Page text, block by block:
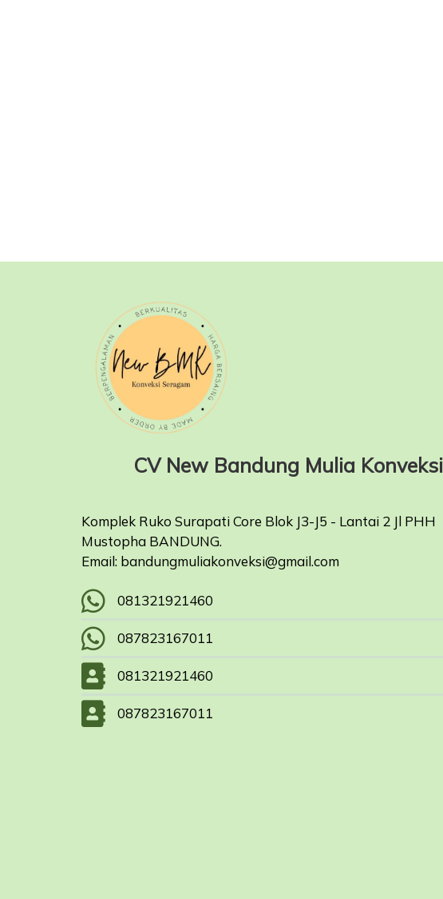
CV New Bandung Mulia Konveksi
Komplek Ruko Surapati Core Blok J3-J5 - Lantai 2 Jl PHH
Mustopha BANDUNG.
Email: bandungmuliakonveksi@gmail.com
081321921460
087823167011
081321921460
087823167011